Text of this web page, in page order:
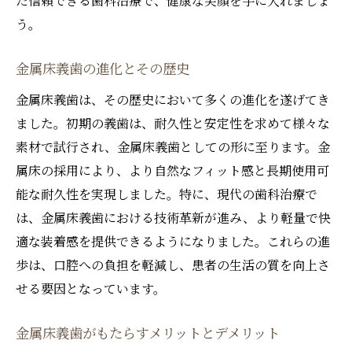
生活の質を向上させるための歯科治療
北戸田駅周辺のおすすめ歯科医院紹介
信頼できる歯科が提供する健康的で美しい笑顔
の実現
美しい笑顔を手に入れるための歯科治療
信頼できる歯科の見極め方
健康的な口腔環境のためのアドバイス
患者との信頼関係を築く歯科の取り組み
歯科治療がもたらすメンタルヘルスへの効
患者の声を反映した治療改善例
う。
金属床義歯の進化とその歴史
金属床義歯は、その歴史において多くの進化を遂げてき
ました。初期の義歯は、耐久性と安定性を求めて様々な
素材で試行され、金属床義歯としての形に至ります。金
属床の採用により、より自然なフィット感と長期使用可
能な耐久性を実現しました。特に、現代の歯科治療で
は、金属床義歯における技術革新が進み、より軽量で快
適な装着感を提供できるようになりました。これらの進
歩は、口腔への負担を軽減し、患者の生活の質を向上さ
せる要因となっています。
金属床義歯がもたらすメリットとデメリット